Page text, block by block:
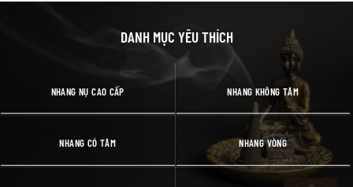
DANH MỤC YÊU THÍCH
NHANG NỤ CAO CẤP NHANG KHÔNG TĂM
NHANG CÓ TĂM NHANG VÒNG